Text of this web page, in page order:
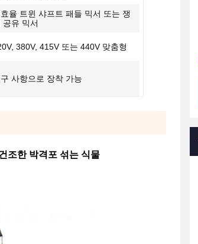
효율 트윈 샤프트 패들 믹서 또는 쟁
공유 믹서
380V, 415V 또는 440V 맞춤형
구 사항으로 장착 가능
조한 박격포 섞는 식물